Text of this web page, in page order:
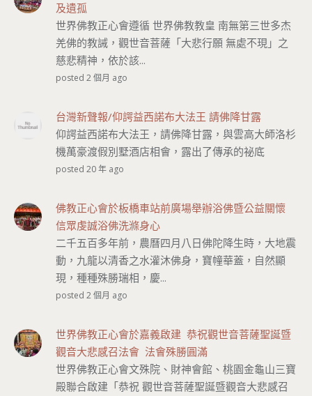
及遺孤
世界佛教正心會遵循 世界佛教教皇 南無第三世多杰
羌佛的教誡，觀世音菩薩「大悲行願 無處不現」之
慈悲精神，依於該...
posted 2 個月 ago
台灣新聲報/仰諤益西諾布大法王 請佛降甘露
仰諤益西諾布大法王，請佛降甘露，與雲高大師洛杉
機萬豪渡假別墅酒店相會，露出了傳承的祕底
posted 20 年 ago
佛教正心會於板橋車站前廣場舉辦浴佛暨公益關懷
信眾虔誠浴佛洗滌身心
二千五百多年前，農曆四月八日佛陀降生時，大地震
動，九龍以清香之水灌沐佛身，寶幢華蓋，自然顯
現，種種殊勝瑞相，慶...
posted 2 個月 ago
世界佛教正心會於嘉義啟建 恭祝觀世音菩薩聖誕暨
觀音大悲感召法會 法會殊勝圓滿
世界佛教正心會文殊院、財神會館、桃園金龜山三寶
殿聯合啟建「恭祝 觀世音菩薩聖誕暨觀音大悲感召